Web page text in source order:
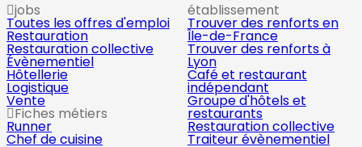
jobs
Toutes les offres d'emploi
Restauration
Restauration collective
Évènementiel
Hôtellerie
Logistique
Vente
Fiches métiers
Runner
Chef de cuisine
établissement
Trouver des renforts en
Île-de-France
Trouver des renforts à
Lyon
Café et restaurant
indépendant
Groupe d'hôtels et
restaurants
Restauration collective
Traiteur évènementiel